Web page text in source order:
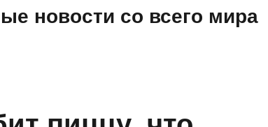
новости со всего мира